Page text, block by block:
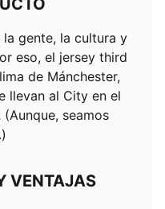
gente, la cultura y
eso, el jersey third
de Mánchester,
llevan al City en el
seamos
VENTAJAS